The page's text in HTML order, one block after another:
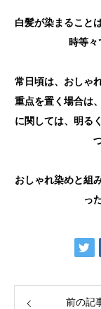
白髪が染まること
時等々
常日頃は、おしゃ
重点を置く場合は
に関しては、明る
おしゃれ染めと組
っ
前の記